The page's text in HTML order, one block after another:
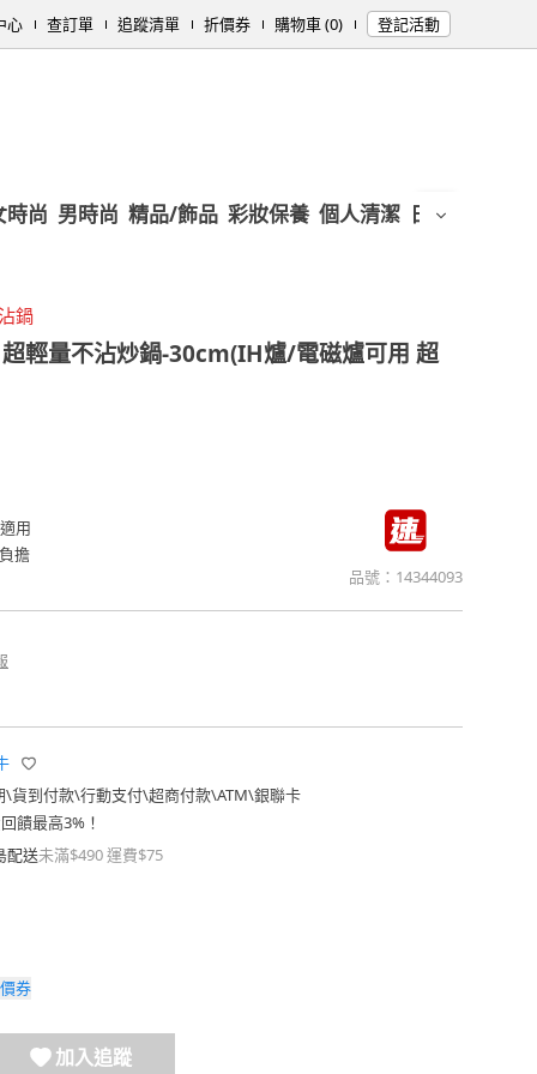
心 查訂單 追蹤清單 折價券 購物車 (0) 登記活動
時尚 男時尚 精品/飾品 彩妝保養 個人清潔 日用/紙品
鍋
輕量不沾炒鍋-30cm(IH爐/電磁爐可用 超
用
擔
品號： 14344093
\貨到付款\行動支付\超商付款\ATM\銀聯卡
饋最高3%！
配送未滿$490 運費$75
券
加入追蹤